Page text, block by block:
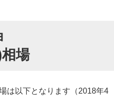
場
は以下となります（2018年4